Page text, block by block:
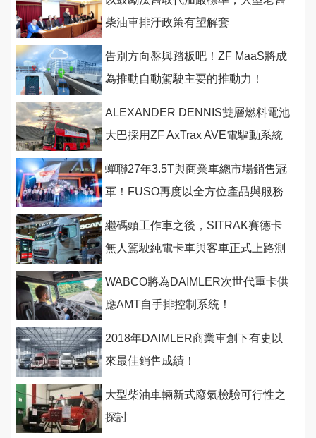
柴油車排汙政策有望解套
告別方向盤與踏板吧！ZF MaaS將成
為推動自動駕駛主要的推動力！
ALEXANDER DENNIS雙層燃料電池
大巴採用ZF AxTrax AVE電驅動系統
蟬聯27年3.5T與商業車總市場銷售冠
軍！FUSO再度以全方位產品與服務
繼碼頭工作車之後，SITRAK賽德卡
無人駕駛純電卡車與客車正式上路測
WABCO將為DAIMLER次世代重卡供
應AMT自手排控制系統！
2018年DAIMLER商業車創下有史以
來最佳銷售成績！
大型柴油車輛新式廢氣檢驗可行性之
探討